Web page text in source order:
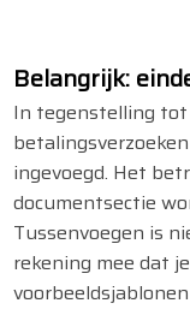
Belangrijk:
In tegenstelling tot
ingevoegd. Het
documentsectie
Tussenvoegen is
rekening mee dat